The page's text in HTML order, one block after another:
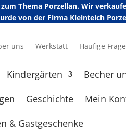
Thema Porzellan. Wir
von der Firma Kleinteich
uns Werkstatt Häufige
Kindergärten
Becher
Geschichte
Mein
& Gastgeschenke